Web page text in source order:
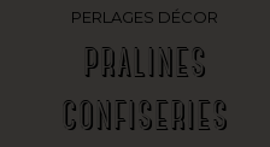
PERLAGES DÉCOR
PRALINES
CONFISERIES